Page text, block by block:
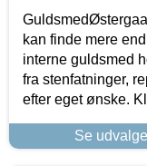
kan finde mere
interne guldsmed
fra stenfatninger,
efter eget ønske.
Se